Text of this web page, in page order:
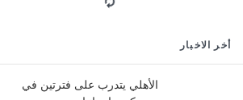
أخر الاخبار
الأهلي يتدرب على فترتين في